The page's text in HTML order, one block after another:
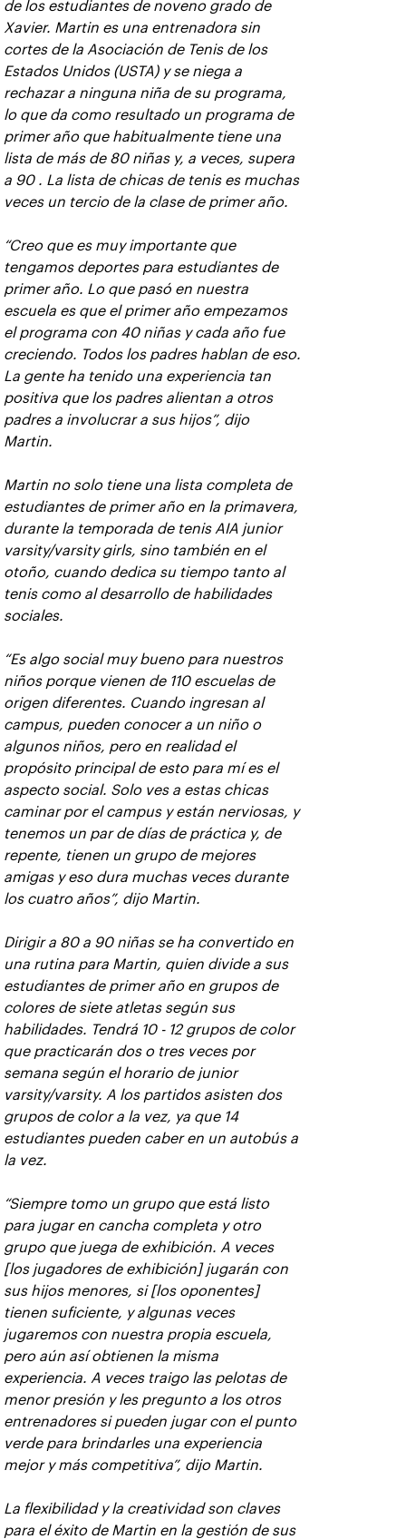
de los estudiantes de noveno grado de
Xavier. Martin es una entrenadora sin
cortes de la Asociación de Tenis de los
Estados Unidos (USTA) y se niega a
rechazar a ninguna niña de su programa,
lo que da como resultado un programa de
primer año que habitualmente tiene una
lista de más de 80 niñas y, a veces, supera
a 90 . La lista de chicas de tenis es muchas
veces un tercio de la clase de primer año.
“Creo que es muy importante que
tengamos deportes para estudiantes de
primer año. Lo que pasó en nuestra
escuela es que el primer año empezamos
el programa con 40 niñas y cada año fue
creciendo. Todos los padres hablan de eso.
La gente ha tenido una experiencia tan
positiva que los padres alientan a otros
padres a involucrar a sus hijos”, dijo
Martin.
Martin no solo tiene una lista completa de
estudiantes de primer año en la primavera,
durante la temporada de tenis AIA junior
varsity/varsity girls, sino también en el
otoño, cuando dedica su tiempo tanto al
tenis como al desarrollo de habilidades
sociales.
“Es algo social muy bueno para nuestros
niños porque vienen de 110 escuelas de
origen diferentes. Cuando ingresan al
campus, pueden conocer a un niño o
algunos niños, pero en realidad el
propósito principal de esto para mí es el
aspecto social. Solo ves a estas chicas
caminar por el campus y están nerviosas, y
tenemos un par de días de práctica y, de
repente, tienen un grupo de mejores
amigas y eso dura muchas veces durante
los cuatro años”, dijo Martin.
Dirigir a 80 a 90 niñas se ha convertido en
una rutina para Martin, quien divide a sus
estudiantes de primer año en grupos de
colores de siete atletas según sus
habilidades. Tendrá 10 - 12 grupos de color
que practicarán dos o tres veces por
semana según el horario de junior
varsity/varsity. A los partidos asisten dos
grupos de color a la vez, ya que 14
estudiantes pueden caber en un autobús a
la vez.
“Siempre tomo un grupo que está listo
para jugar en cancha completa y otro
grupo que juega de exhibición. A veces
[los jugadores de exhibición] jugarán con
sus hijos menores, si [los oponentes]
tienen suficiente, y algunas veces
jugaremos con nuestra propia escuela,
pero aún así obtienen la misma
experiencia. A veces traigo las pelotas de
menor presión y les pregunto a los otros
entrenadores si pueden jugar con el punto
verde para brindarles una experiencia
mejor y más competitiva”, dijo Martin.
La flexibilidad y la creatividad son claves
para el éxito de Martin en la gestión de sus